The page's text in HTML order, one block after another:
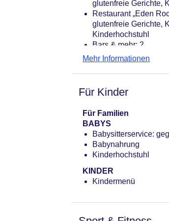
glutenfreie Gerichte,
Restaurant „Eden
glutenfreie Gerichte,
Kinderhochstuhl
Bars & mehr: 2
Cocktailbar „Yachting
Mehr Informationen
Für Kinder
Für Familien
BABYS
Babysitterservice:
Babynahrung
Kinderhochstuhl
KINDER
Kindermenü